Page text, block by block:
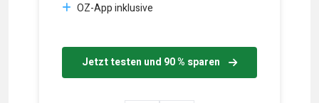
OZ-App inklusive
Jetzt testen und 90 % sparen